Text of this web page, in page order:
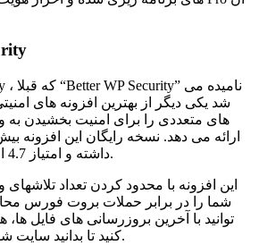
شد یکی دیگر از بهترین افزونه های
های متعددی را برای امنیت بخشیدن
داشته و امتیاز 4.7 از 5 را کسب کرده است.
این افزونه با محدود کردن تعداد
شما را در برابر حملات بروت فورس
توانید با آخرین بروزرسانی های فایل
کنید تا بدانید سایت شما هک شده است یا خیر.